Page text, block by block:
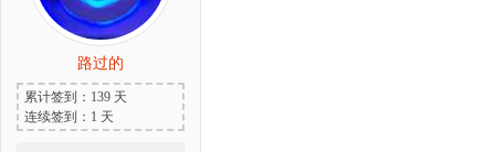
路过的
累计签到：139 天
连续签到：1 天